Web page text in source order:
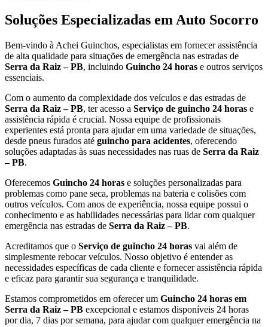
Soluções Especializadas em Auto Socorro
Bem-vindo à Achei Guinchos, especialistas em fornecer assistência
de alta qualidade para situações de emergência nas estradas de
Serra da Raiz – PB, incluindo Guincho 24 horas e outros serviços
essenciais.
Com o aumento da complexidade dos veículos e das estradas de
Serra da Raiz – PB, ter acesso a Serviço de guincho 24 horas e
assistência rápida é crucial. Nossa equipe de profissionais
experientes está pronta para ajudar em uma variedade de situações,
desde pneus furados até guincho para acidentes, oferecendo
soluções adaptadas às suas necessidades nas ruas de Serra da Raiz
– PB.
Oferecemos Guincho 24 horas e soluções personalizadas para
problemas como pane seca, problemas na bateria e colisões com
outros veículos. Com anos de experiência, nossa equipe possui o
conhecimento e as habilidades necessárias para lidar com qualquer
emergência nas estradas de Serra da Raiz – PB.
Acreditamos que o Serviço de guincho 24 horas vai além de
simplesmente rebocar veículos. Nosso objetivo é entender as
necessidades específicas de cada cliente e fornecer assistência rápida
e eficaz para garantir sua segurança e tranquilidade.
Estamos comprometidos em oferecer um Guincho 24 horas em
Serra da Raiz – PB excepcional e estamos disponíveis 24 horas
por dia, 7 dias por semana, para ajudar com qualquer emergência na